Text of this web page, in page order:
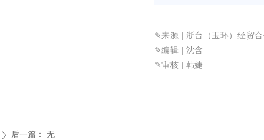
✎来源 | 浙台（玉环）经贸
✎编辑 | 沈含
✎审核 | 韩婕
ꄲ 后一篇： 无